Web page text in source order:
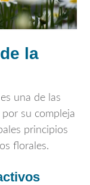
la
una de las
su compleja
principios
florales.